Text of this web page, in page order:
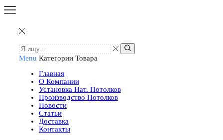
Menu Категории Товара
Главная
О Компании
Установка Нат. Потолков
Производство Потолков
Новости
Статьи
Доставка
Контакты